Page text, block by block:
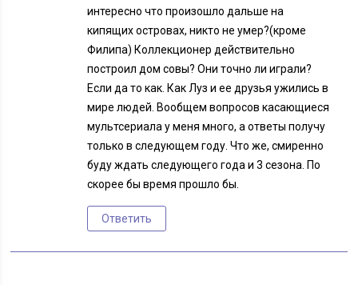
интересно что произошло дальше на
кипящих островах, никто не умер?(кроме
Филипа) Коллекционер действительно
построил дом совы? Они точно ли играли?
Если да то как. Как Луз и ее друзья ужились в
мире людей. Вообщем вопросов касающиеся
мультсериала у меня много, а ответы получу
только в следующем году. Что же, смиренно
буду ждать следующего года и 3 сезона. По
скорее бы время прошло бы.
Ответить